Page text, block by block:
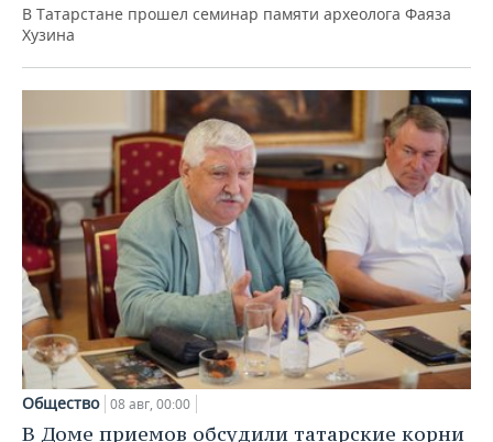
В Татарстане прошел семинар памяти археолога Фаяза
Хузина
Общество 08 авг, 00:00
В Доме приемов обсудили татарские корни